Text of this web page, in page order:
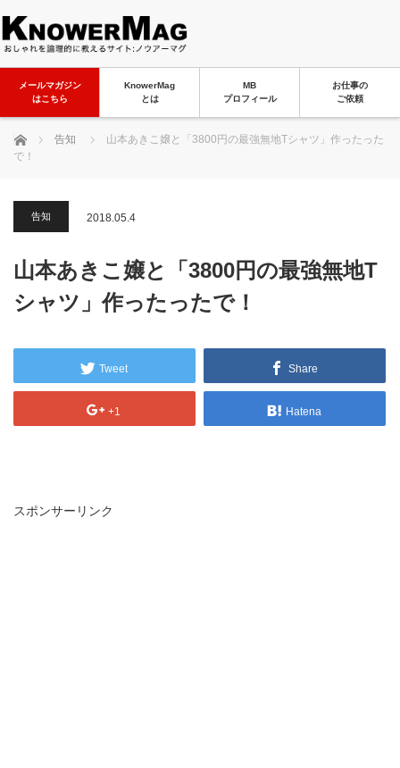
メールマガジン
はこちら
KnowerMag
とは
MB
プロフィール
お仕事の
ご依頼
ホーム 告知
山本あきこ嬢と「3800円の最強無地Tシャツ」作ったった
で！
告知 2018.05.4
山本あきこ嬢と「3800円の最強無地T
シャツ」作ったったで！
Tweet Share
+1 Hatena
スポンサーリンク